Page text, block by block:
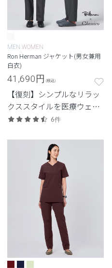
MEN WOMEN
Ron Herman ジャケット(男女兼用
白衣)
41,690円 (税込)
【復刻】シンプルなリラッ
クススタイルを医療ウェア
に落とし込んだロンハーマ
ュアルさと品格を両立させ
たジャケット白衣。
6件